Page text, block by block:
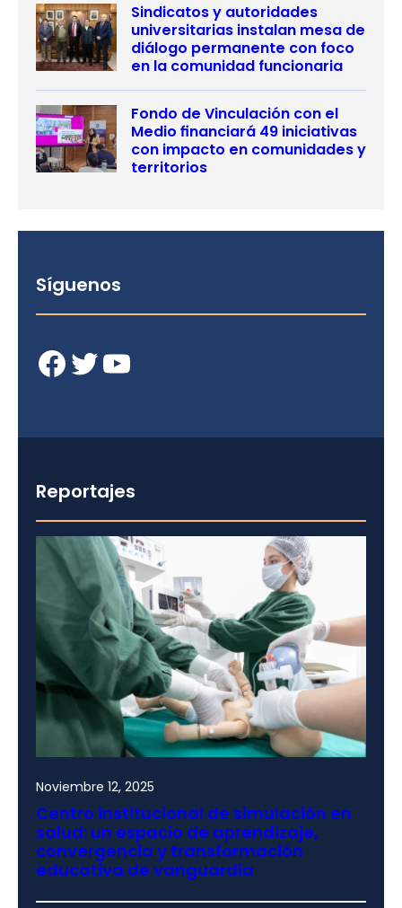
Sindicatos y autoridades
universitarias instalan mesa de
diálogo permanente con foco
en la comunidad funcionaria
Fondo de Vinculación con el
Medio financiará 49 iniciativas
con impacto en comunidades y
territorios
Síguenos
Facebook Twitter YouTube
Reportajes
Noviembre 12, 2025
Centro institucional de simulación en
salud: un espacio de aprendizaje,
convergencia y transformación
educativa de vanguardia